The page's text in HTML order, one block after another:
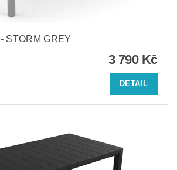
STORM GREY
3 790 Kč
DETAIL